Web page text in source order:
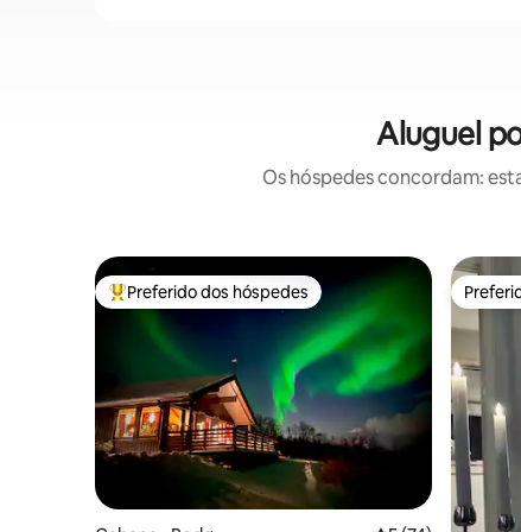
Aluguel
Os hóspedes concordam:
Entre os melhores preferidos dos hóspedes
Preferido dos hóspedes